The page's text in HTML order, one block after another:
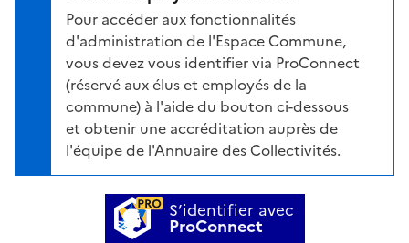
Pour accéder aux fonctionnalités
d'administration de l'Espace Commune,
vous devez vous identifier via ProConnect
(réservé aux élus et employés de la
commune) à l'aide du bouton ci-dessous
et obtenir une accréditation auprès de
l'équipe de l'Annuaire des Collectivités.
S’identifier avec
ProConnect